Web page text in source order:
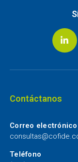
Contáctanos
Correo electrónico
Teléfono